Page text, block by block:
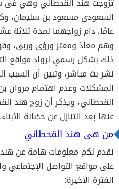
عامًا، دام زواجهما لمدة ثلاثة
وهم معاذ ومعتز ورؤى وربى،
ذلك بشكل رسمي لرواد مواقع
نشر بث مباشر، وتبين أن السبب
المشكلات وعدم اهتمام مروان
القحطاني، ويذكر أن زوج هند
عنها بعد التنازل عن حضانة الأبناء.
من هى هند القحطاني
نقدم لكم معلومات هامة عن
على مواقع التواصل الإجتماعي
الفترة الأخيرة: